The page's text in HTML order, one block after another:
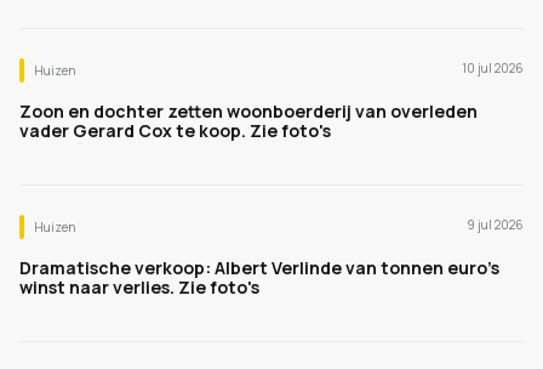
Huizen 10 jul 2026
Zoon en dochter zetten woonboerderij van overleden
vader Gerard Cox te koop. Zie foto's
Huizen 9 jul 2026
Dramatische verkoop: Albert Verlinde van tonnen euro's
winst naar verlies. Zie foto's